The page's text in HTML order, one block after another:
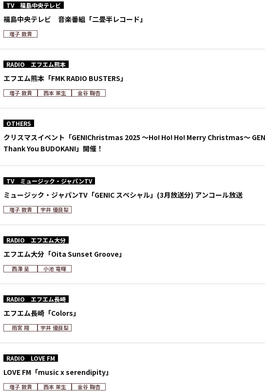
TV 福島中央テレビ
福島中央テレビ 音楽番組「二畳半レコード」
増子 敦貴
RADIO エフエム熊本
エフエム熊本「FMK RADIO BUSTERS」
増子 敦貴 西本 茉生 金谷 鞠杏
OTHERS
クリスマスイベント「GENIChristmas 2025 ～Ho! Ho! Ho! Merry Christmas～
Thank You BUDOKAN!」開催！
TV ミュージック・ジャパンTV
ミュージック・ジャパンTV「GENIC スペシャル」(3月放送分) アンコール放送
増子 敦貴 宇井 優良梨
RADIO エフエム大分
エフエム大分「Oita Sunset Groove」
西澤 呈 小池 竜暉
RADIO エフエム長崎
エフエム長崎「Colors」
雨宮 翔 宇井 優良梨
RADIO LOVE FM
LOVE FM「music x serendipity」
増子 敦貴 西本 茉生 金谷 鞠杏